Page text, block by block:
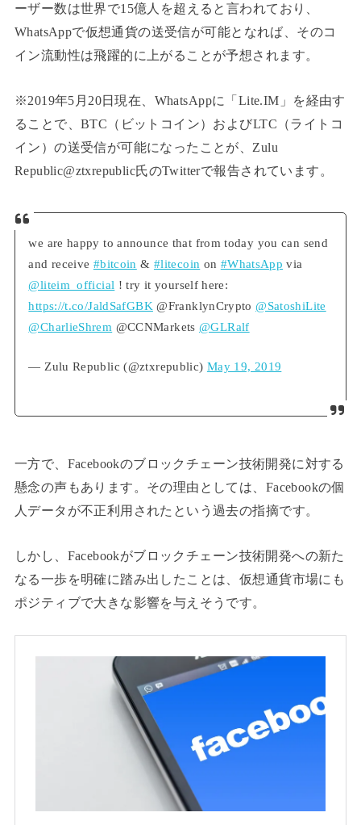
ーザー数は世界で15億人を超えると言われており、
WhatsAppで仮想通貨の送受信が可能となれば、そのコ
イン流動性は飛躍的に上がることが予想されます。
※2019年5月20日現在、WhatsAppに「Lite.IM」を経由す
ることで、BTC（ビットコイン）およびLTC（ライトコ
イン）の送受信が可能になったことが、Zulu
Republic@ztxrepublic氏のTwitterで報告されています。
we are happy to announce that from today you can send
and receive #bitcoin & #litecoin on #WhatsApp via
@liteim_official ! try it yourself here:
https://t.co/JaldSafGBK @FranklynCrypto@SatoshiLite
@CharlieShrem @CCNMarkets@GLRalf
— Zulu Republic (@ztxrepublic) May 19, 2019
一方で、Facebookのブロックチェーン技術開発に対する
懸念の声もあります。その理由としては、Facebookの個
人データが不正利用されたという過去の指摘です。
しかし、Facebookがブロックチェーン技術開発への新た
なる一歩を明確に踏み出したことは、仮想通貨市場にも
ポジティブで大きな影響を与えそうです。